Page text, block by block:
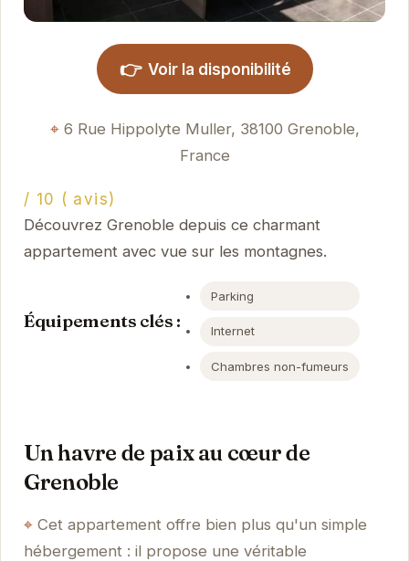
👉 Voir la disponibilité
6 Rue Hippolyte Muller, 38100 Grenoble,
France
/ 10 ( avis)
Découvrez Grenoble depuis ce charmant
appartement avec vue sur les montagnes.
Équipements clés :
Parking
Internet
Chambres non-fumeurs
Un havre de paix au cœur de
Grenoble
Cet appartement offre bien plus qu'un simple
hébergement : il propose une véritable